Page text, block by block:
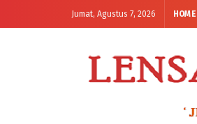
Jumat, Agustus 7, 2026 HOME